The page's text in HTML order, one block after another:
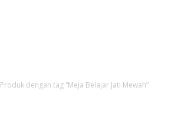
Produk dengan tag “Meja Belajar Jati Mewah”